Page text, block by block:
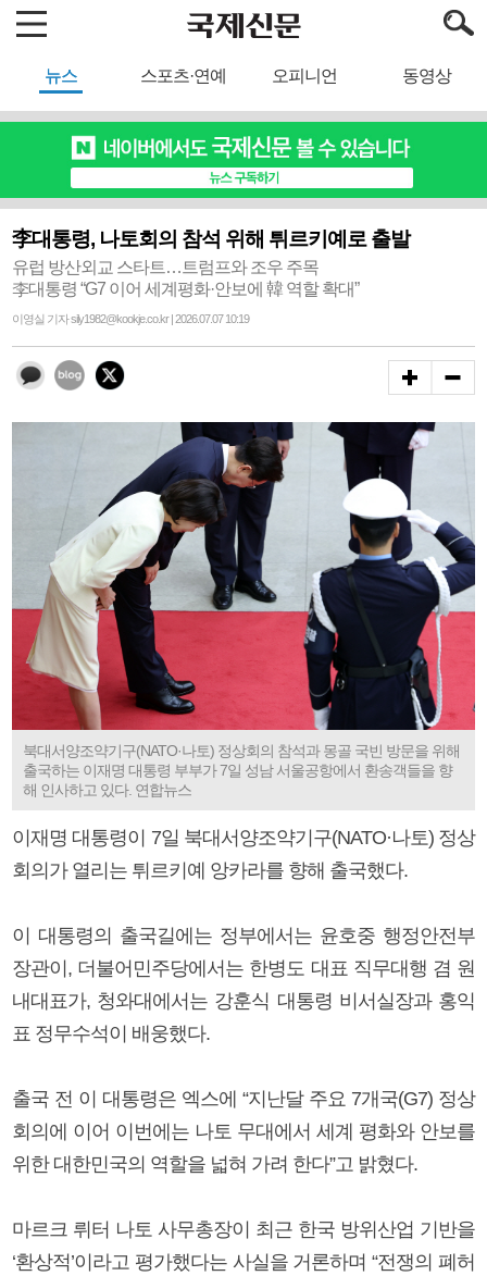
뉴스 스포츠·연예 오피니언 동영상
李대통령, 나토회의 참석 위해 튀르키예로 출발
유럽 방산외교 스타트…트럼프와 조우 주목
李대통령 “G7 이어 세계평화·안보에 韓 역할 확대”
이영실 기자 sily1982@kookje.co.kr | 2026.07.07 10:19
북대서양조약기구(NATO·나토) 정상회의 참석과 몽골 국빈 방문을 위해
출국하는 이재명 대통령 부부가 7일 성남 서울공항에서 환송객들을 향
해 인사하고 있다. 연합뉴스
이재명 대통령이 7일 북대서양조약기구(NATO·나토) 정상
회의가 열리는 튀르키예 앙카라를 향해 출국했다.
이 대통령의 출국길에는 정부에서는 윤호중 행정안전부
장관이, 더불어민주당에서는 한병도 대표 직무대행 겸 원
내대표가, 청와대에서는 강훈식 대통령 비서실장과 홍익
표 정무수석이 배웅했다.
출국 전 이 대통령은 엑스에 “지난달 주요 7개국(G7) 정상
회의에 이어 이번에는 나토 무대에서 세계 평화와 안보를
위한 대한민국의 역할을 넓혀 가려 한다”고 밝혔다.
마르크 뤼터 나토 사무총장이 최근 한국 방위산업 기반을
‘환상적’이라고 평가했다는 사실을 거론하며 “전쟁의 폐허